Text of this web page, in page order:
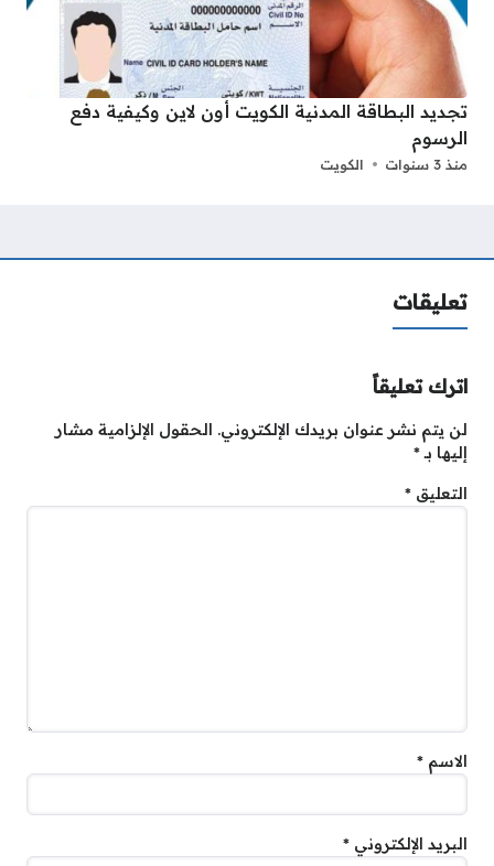
تجديد البطاقة المدنية الكويت أون لاين وكيفية دفع
الرسوم
منذ 3 سنوات الكويت
تعليقات
اترك تعليقاً
لن يتم نشر عنوان بريدك الإلكتروني. الحقول الإلزامية مشار
إليها بـ*
التعليق *
الاسم *
البريد الإلكتروني *